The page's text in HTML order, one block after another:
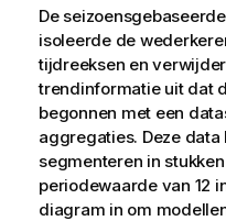
De
isoleerde de
tijdreeksen en
trendinformatie uit dat
begonnen met een
aggregaties. Deze
segmenteren in
periodewaarde van 12
diagram in om